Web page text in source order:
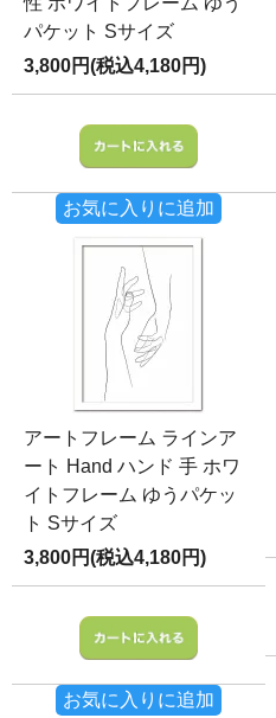
パケット Sサイズ
3,800円(税込4,180円)
お気に入りに追加
アートフレーム ラインア
ート Hand ハンド 手 ホワ
イトフレーム ゆうパケッ
ト Sサイズ
3,800円(税込4,180円)
お気に入りに追加